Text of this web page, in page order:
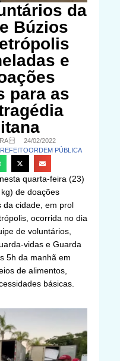
da
Búzios
e
para as
24/02/2022
ORDEM PÚBLICA
quarta-feira (23)
de doações
da cidade, em prol
ocorrida no dia
de voluntários,
vidas e Guarda
5h da manhã em
de alimentos,
básicas.